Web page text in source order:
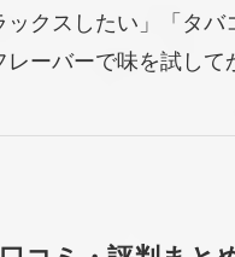
クスしたい」「タ
レーバーで味を試し